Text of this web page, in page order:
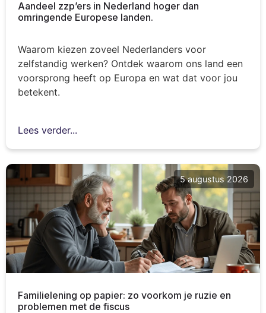
Aandeel zzp’ers in Nederland hoger dan
omringende Europese landen.
Waarom kiezen zoveel Nederlanders voor
zelfstandig werken? Ontdek waarom ons land een
voorsprong heeft op Europa en wat dat voor jou
betekent.
Lees verder...
5 augustus 2026
Familielening op papier: zo voorkom je ruzie en
problemen met de fiscus